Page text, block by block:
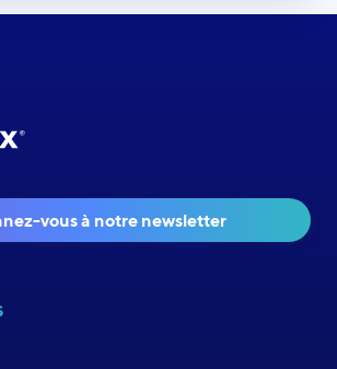
vous à notre newsletter